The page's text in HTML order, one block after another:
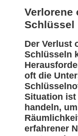
Verlorene
Schlüssel
Der Verlust
Schlüsseln
oft die
Situation ist
handeln,
erfahrener